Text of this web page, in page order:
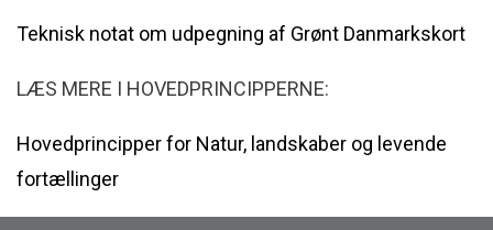
Teknisk notat om udpegning af Grønt Danmarkskort
LÆS MERE I HOVEDPRINCIPPERNE:
Hovedprincipper for Natur, landskaber og levende
fortællinger